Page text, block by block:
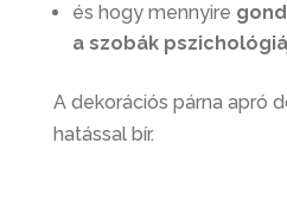
és hogy mennyire
a szobák
A dekorációs párna apró
hatással bír.